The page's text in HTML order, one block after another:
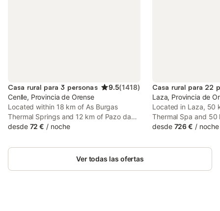
Casa rural para 3 personas 9.5(1418)
Cenlle, Provincia de Orense
Located within 18 km of As Burgas
Thermal Springs and 12 km of Pazo da
Touza Golf, Gandarela Turismo Rural
a private bathroom in Ourense.
desde 72 € / noche
Casa rural para 22
Laza, Provincia de
Located in Laza, 50
Thermal Spa and 50
Castle, CASA
mountain views, and
desde 726 € / noche
Ver todas las ofertas